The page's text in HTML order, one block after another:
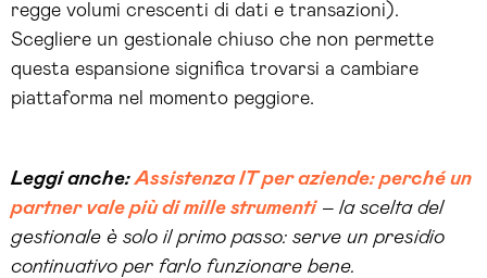
regge volumi crescenti di dati e transazioni).
Scegliere un gestionale chiuso che non permette
questa espansione significa trovarsi a cambiare
piattaforma nel momento peggiore.
Leggi anche:Assistenza IT per aziende: perché un
partner vale più di mille strumenti– la scelta del
gestionale è solo il primo passo: serve un presidio
continuativo per farlo funzionare bene.